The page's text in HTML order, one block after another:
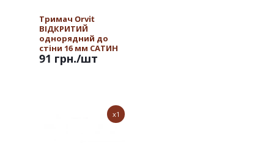
Тримач Orvit
ВІДКРИТИЙ
однорядний до
стіни 16 мм САТИН
91 грн./шт
x1